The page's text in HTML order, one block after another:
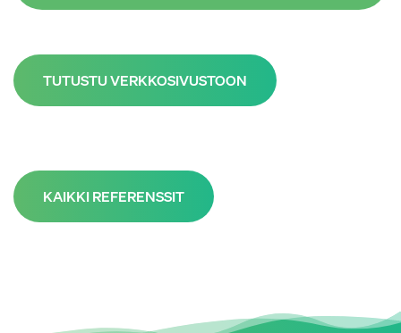
TUTUSTU VERKKOSIVUSTOON
KAIKKI REFERENSSIT